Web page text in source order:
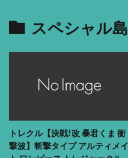
スペシャル島
トレクル【決戦!改 暴君くま 衝
撃波】斬撃タイプ アルティメイ